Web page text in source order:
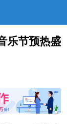
乐节预热盛